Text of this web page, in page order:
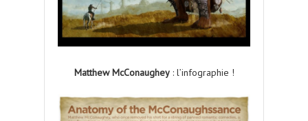
Matthew McConaughey: l’infographie !